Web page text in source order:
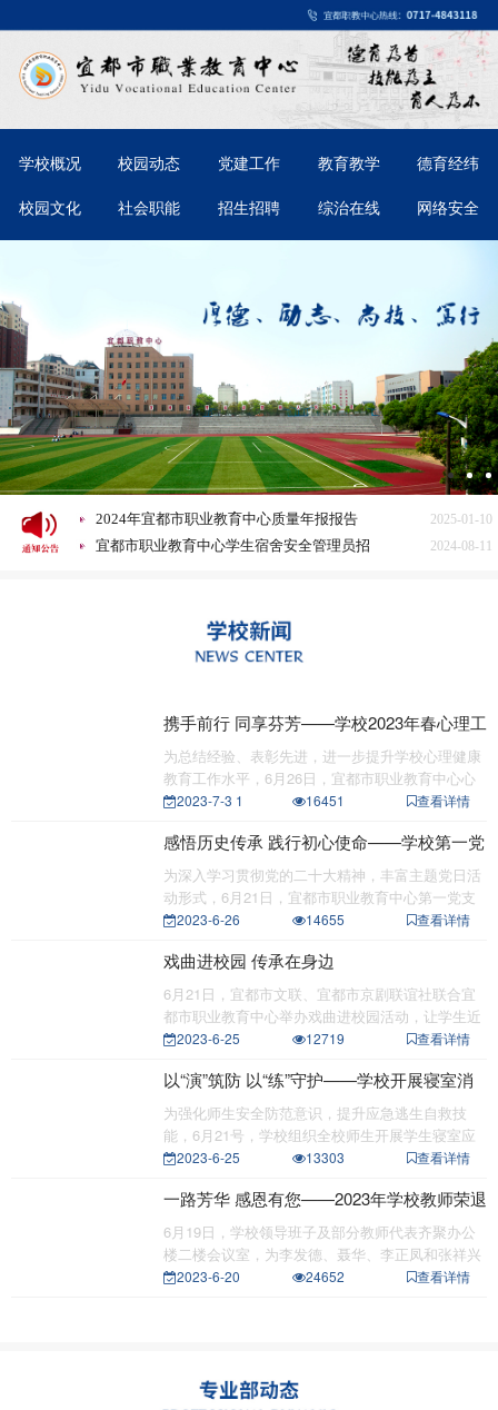
学校概况 校园动态 党建工作 教育教学
德育经纬
校园文化
社会职能 招生招聘 综治在线 网络安全
2026-03-31
宜都市职业教育中心食堂“小碗菜”策划案意
见征集情况公示
2025-12-10
2025年质量年度报告文本（湖北省宜都市职
业教育中心）
2025-07-20
宜都市职业教育中心医务人员招聘公告
2025-01-10
2024年宜都市职业教育中心质量年报报告
2024-08-11
宜都市职业教育中心学生宿舍安全管理员招
宜都市职业教育中心2023级新生报到注册公
宜都市职业教育中心关于旅游服务与管理和
见征集情况公示
2025-12-10
2025年质量年度报告文本（湖北省宜都市职
2025-07-20
宜都市职业教育中心医务人员招聘公告
2025-01-10
2024年宜都市职业教育中心质量年报报告
2024-08-11
宜都市职业教育中心学生宿舍安全管理员招
2023-12-15
宜都市职业教育中心2023年秋季学期食堂满
意度问卷调查分析
2023-07-26
2023年宜昌市中等职业学校招生录取征集志
2023-07-21
宜都市职业教育中心2023级新生报到注册公
2023-07-20
宜都市职业教育中心关于旅游服务与管理和
携手前行 同享芬芳——学校2023年春心理工
作总结表彰会
为总结经验、表彰先进，进一步提升学校心理健康
教育工作水平，6月26日，宜都市职业教育中心心
理健康发展
2023-7-3 1 16451 查看详情
感悟历史传承 践行初心使命——学校第一党
支部赴宜都市博物馆开展支部主题党日活动
为深入学习贯彻党的二十大精神，丰富主题党日活
动形式，6月21日，宜都市职业教育中心第一党支
部组织全体
2023-6-26 14655 查看详情
戏曲进校园 传承在身边
6月21日，宜都市文联、宜都市京剧联谊社联合宜
都市职业教育中心举办戏曲进校园活动，让学生近
距离感受和
2023-6-25 12719 查看详情
以“演”筑防 以“练”守护——学校开展寝室消
防应急疏散演练
为强化师生安全防范意识，提升应急逃生自救技
能，6月21号，学校组织全校师生开展学生寝室应
急避险疏散演
2023-6-25 13303 查看详情
一路芳华 感恩有您——2023年学校教师荣退
6月19日，学校领导班子及部分教师代表齐聚办公
楼二楼会议室，为李发德、聂华、李正凤和张祥兴
四位退休教
2023-6-20 24652 查看详情